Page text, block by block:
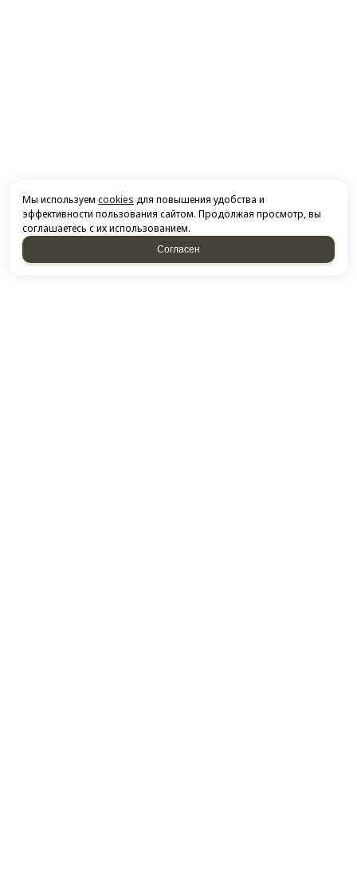
Мы используем cookies для повышения удобства и
эффективности пользования сайтом. Продолжая просмотр, вы
соглашаетесь с их использованием.
Согласен